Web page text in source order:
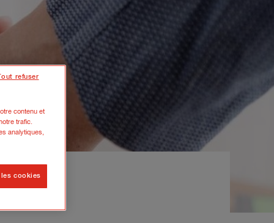
est
contenu et
trafic.
analytiques,
refuser
cookies